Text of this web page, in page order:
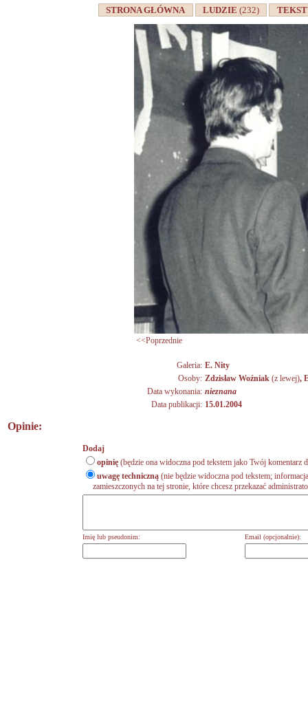
STRONA GŁÓWNA LUDZIE(232)
<<Poprzednie
Galeria: E. Nity
Osoby: Zdzisław Woźniak (z lewej),
Data wykonania: nieznana
Data publikacji: 15.01.2004
Opinie:
Dodaj
opinię (będzie ona widoczna pod tekstem jako Twój komentarz
uwagę techniczną (nie będzie widoczna pod tekstem;
zamieszczonych na tej stronie, które chcesz przekazać
Imię lub pseudonim: Email (opcjonalnie):